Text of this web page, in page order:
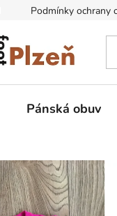
Podmínky ochrany
Pánská obuv